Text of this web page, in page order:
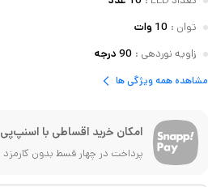
توان : 10 وات
زاویه نوردهی : 90 درجه
مشاهده همه ویژگی ها
امکان خرید اقساطی با اسنپ‌پی
پرداخت در چهار قسط بدون کارمزد